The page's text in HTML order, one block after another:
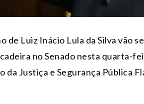
de Luiz Inácio Lula da Silva vão
no Senado nesta quarta-
da Justiça e Segurança Pública